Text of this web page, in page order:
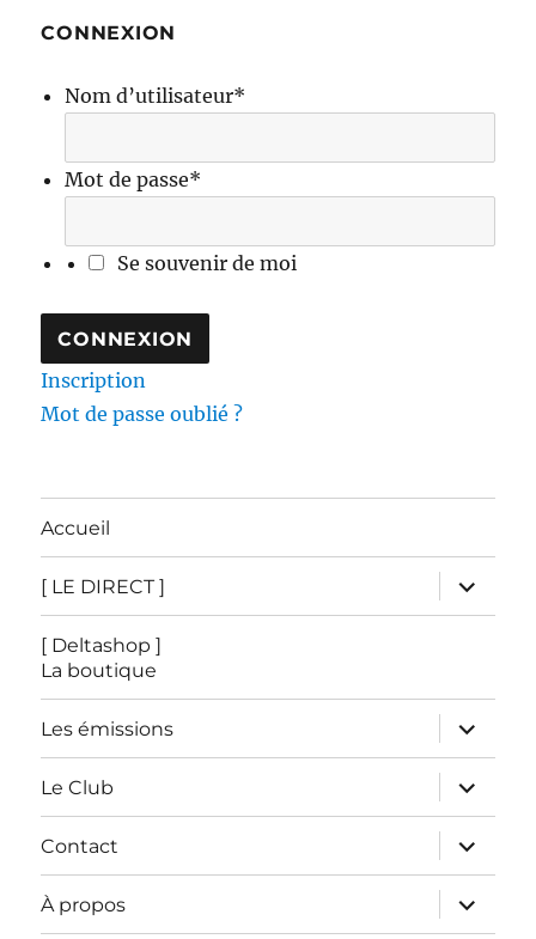
CONNEXION
Nom d’utilisateur*
Mot de passe*
Se souvenir de moi
Inscription
Mot de passe oublié ?
Accueil
[ LE DIRECT ]
ouvrir
le
sous-
[ Deltashop ]
La boutique
Les émissions
ouvrir
le
sous-
menu
Le Club
ouvrir
le
sous-
menu
Contact
ouvrir
le
sous-
menu
À propos
ouvrir
le